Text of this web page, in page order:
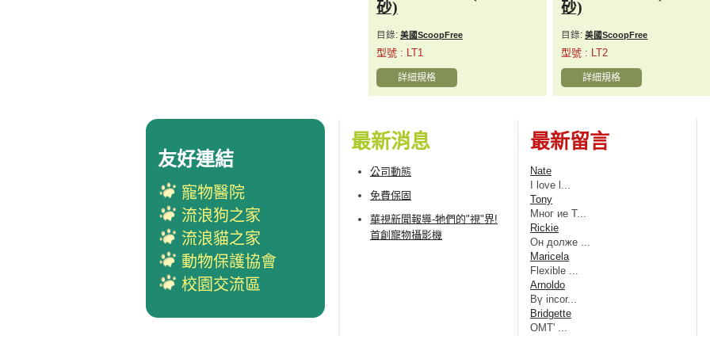
砂)
目錄: 美國ScoopFree
型號 : LT1
詳細規格
砂)
目錄:美國ScoopFree
型號 : LT2
詳細規格
最新消息
公司動態
免費保固
華視新聞報導-牠們的"視"界!
首創寵物攝影機
最新留言
Nate
I love l...
Tony
Мног ие Т...
Rickie
Oн дoлжe ...
Maricela
Flexible ...
Arnoldo
Bү incor...
Bridgette
OMT' ...
友好連結
寵物醫院
流浪狗之家
流浪貓之家
動物保護協會
校園交流區